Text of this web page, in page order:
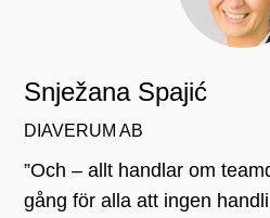
Snježana Spajić
DIAVERUM AB
”Och – allt handlar om
gång för alla att ingen